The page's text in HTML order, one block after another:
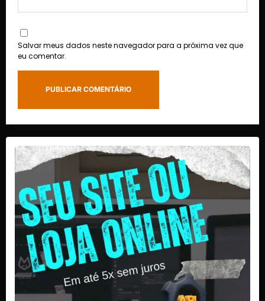
Salvar meus dados neste navegador para a próxima vez que
eu comentar.